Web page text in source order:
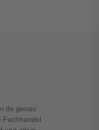
genau
Fachhandel